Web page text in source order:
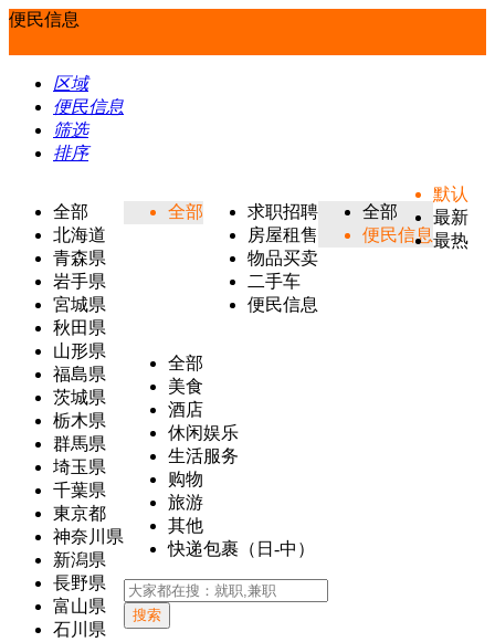
便民信息
区域
便民信息
筛选
排序
全部
北海道
青森県
岩手県
宮城県
秋田県
山形県
福島県
茨城県
栃木県
群馬県
埼玉県
千葉県
東京都
神奈川県
新潟県
長野県
富山県
石川県
全部
求职招聘
房屋租售
物品买卖
二手车
便民信息
全部
便民信息
全部
美食
酒店
休闲娱乐
生活服务
购物
旅游
其他
快递包裹（日-中）
默认
最新
最热
搜索